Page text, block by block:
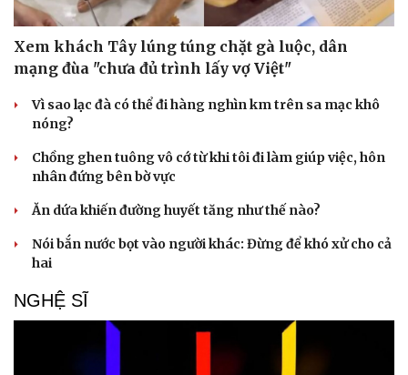
Phòng mạch online
Ăn sạch sống khỏe
Xem khách Tây lúng túng chặt gà luộc, dân
mạng đùa "chưa đủ trình lấy vợ Việt"
Vì sao lạc đà có thể đi hàng nghìn km trên sa mạc khô
nóng?
Chồng ghen tuông vô cớ từ khi tôi đi làm giúp việc, hôn
nhân đứng bên bờ vực
Ăn dứa khiến đường huyết tăng như thế nào?
Nói bắn nước bọt vào người khác: Đừng để khó xử cho cả
hai
NGHỆ SĨ